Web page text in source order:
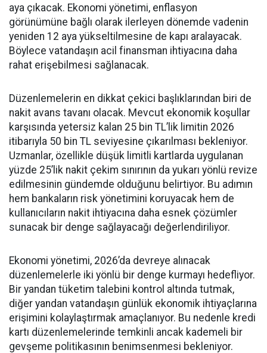
aya çıkacak. Ekonomi yönetimi, enflasyon
görünümüne bağlı olarak ilerleyen dönemde vadenin
yeniden 12 aya yükseltilmesine de kapı aralayacak.
Böylece vatandaşın acil finansman ihtiyacına daha
rahat erişebilmesi sağlanacak.
Düzenlemelerin en dikkat çekici başlıklarından biri de
nakit avans tavanı olacak. Mevcut ekonomik koşullar
karşısında yetersiz kalan 25 bin TL’lik limitin 2026
itibarıyla 50 bin TL seviyesine çıkarılması bekleniyor.
Uzmanlar, özellikle düşük limitli kartlarda uygulanan
yüzde 25’lik nakit çekim sınırının da yukarı yönlü revize
edilmesinin gündemde olduğunu belirtiyor. Bu adımın
hem bankaların risk yönetimini koruyacak hem de
kullanıcıların nakit ihtiyacına daha esnek çözümler
sunacak bir denge sağlayacağı değerlendiriliyor.
Ekonomi yönetimi, 2026’da devreye alınacak
düzenlemelerle iki yönlü bir denge kurmayı hedefliyor.
Bir yandan tüketim talebini kontrol altında tutmak,
diğer yandan vatandaşın günlük ekonomik ihtiyaçlarına
erişimini kolaylaştırmak amaçlanıyor. Bu nedenle kredi
kartı düzenlemelerinde temkinli ancak kademeli bir
gevşeme politikasının benimsenmesi bekleniyor.